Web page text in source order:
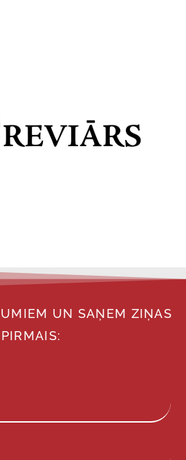
UN SAŅEM ZIŅAS
PIRMAIS: